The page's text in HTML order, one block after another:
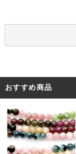
おすすめ商品